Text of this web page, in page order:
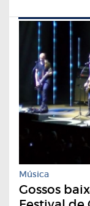
Música
Gossos